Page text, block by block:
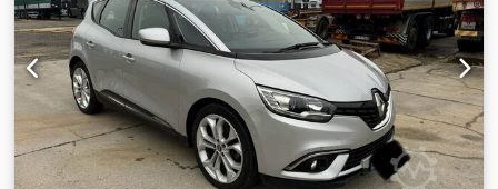
Laboratorium (Telah Didekontaminasi/Asli) • Uji Daya:
Terverifikasi; tampilan digital aktif, pencahayaan
berfungsi, dan sistem kipas berjalan. • Integritas: 100%
Suku Cadang Asli (Bukan Rekondisi)